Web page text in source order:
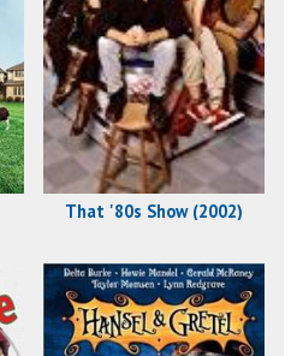
That '80s Show (2002)